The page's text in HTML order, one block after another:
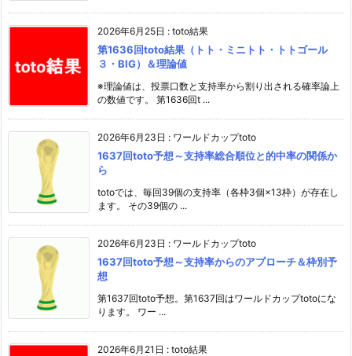
2026年6月25日 : toto結果
第1636回toto結果（トト・ミニトト・トトゴール
３・BIG）＆理論値
※理論値は、投票口数と支持率から割り出される確率論上
の数値です。 第1636回t ...
2026年6月23日 : ワールドカップtoto
1637回toto予想～支持率総合順位と的中率の関係か
ら
totoでは、毎回39個の支持率（各枠3個×13枠）が存在し
ます。 その39個の ...
2026年6月23日 : ワールドカップtoto
1637回toto予想～支持率からのアプローチ＆枠別予
想
第1637回toto予想。第1637回はワールドカップtotoにな
ります。 ワー ...
2026年6月21日 : toto結果